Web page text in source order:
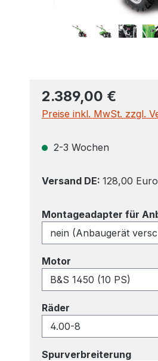
2.389,00 €
Preise inkl. MwSt. zzgl.
2-3 Wochen
Versand DE: 128,00 Euro
Montageadapter für
Motor
Räder
Spurverbreiterung